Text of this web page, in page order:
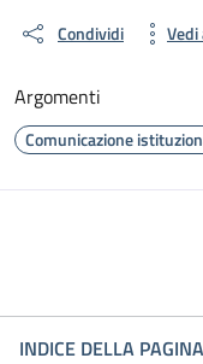
Condividi Vedi
Argomenti
Comunicazione
INDICE DELLA PAGINA